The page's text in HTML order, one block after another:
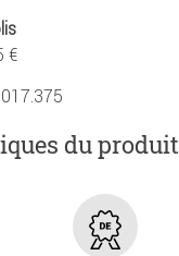
€
du produit